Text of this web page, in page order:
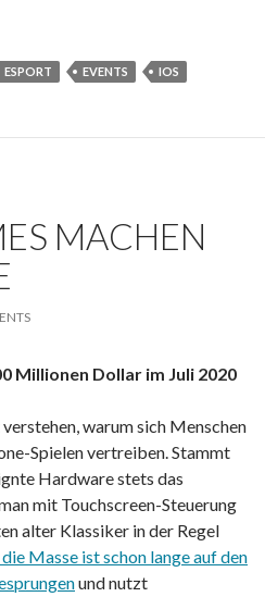
ESPORT EVENTS IOS
MACHEN
Millionen Dollar im Juli 2020
warum sich Menschen
Spielen vertreiben. Stammt
Hardware stets das
mit Touchscreen-Steuerung
alter Klassiker in der Regel
die Masse ist schon lange auf den
und nutzt